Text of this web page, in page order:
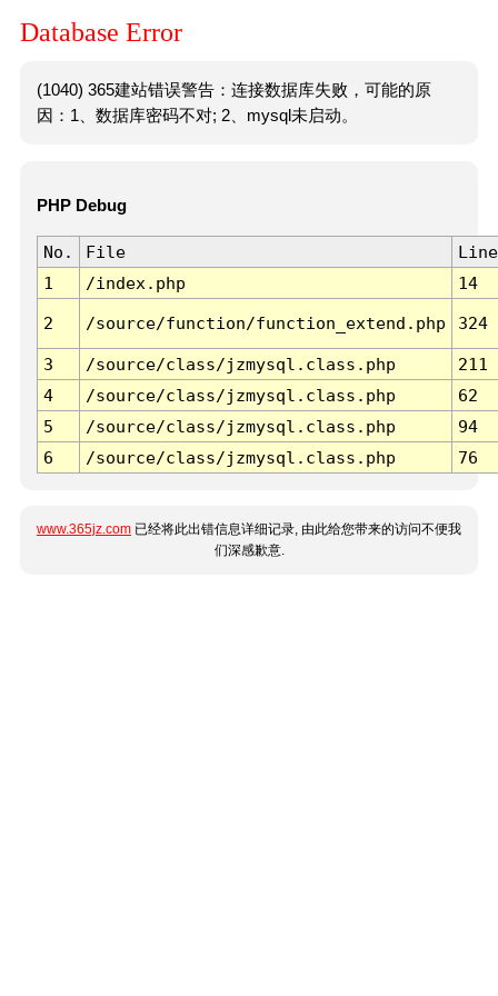
Database Error
(1040) 365建站错误警告：连接数据库失败，可能的原
因：1、数据库密码不对; 2、mysql未启动。
PHP Debug
No. File
Line
1
/index.php 14
2 /source/function/function_extend.php 324
3 /source/class/jzmysql.class.php
211
4
/source/class/jzmysql.class.php
62
5
/source/class/jzmysql.class.php
94
6
/source/class/jzmysql.class.php 76
www.365jz.com 已经将此出错信息详细记录, 由此给您带来的访问不便我
们深感歉意.